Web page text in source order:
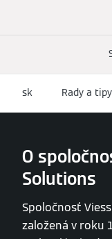
sk Rady a tipy
O
Solutions
Spoločnosť
založená v roku